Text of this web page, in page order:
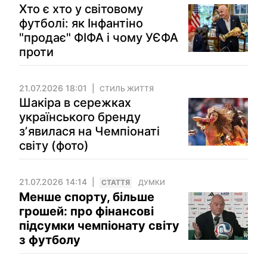
Хто є хто у світовому
футболі: як Інфантіно
"продає" ФІФА і чому УЄФА
проти
21.07.2026 18:01 СТИЛЬ ЖИТТЯ
Шакіра в сережках
українського бренду
зʼявилася на Чемпіонаті
світу (фото)
21.07.2026 14:14 СТАТТЯ ДУМКИ
Менше спорту, більше
грошей: про фінансові
підсумки чемпіонату світу
з футболу